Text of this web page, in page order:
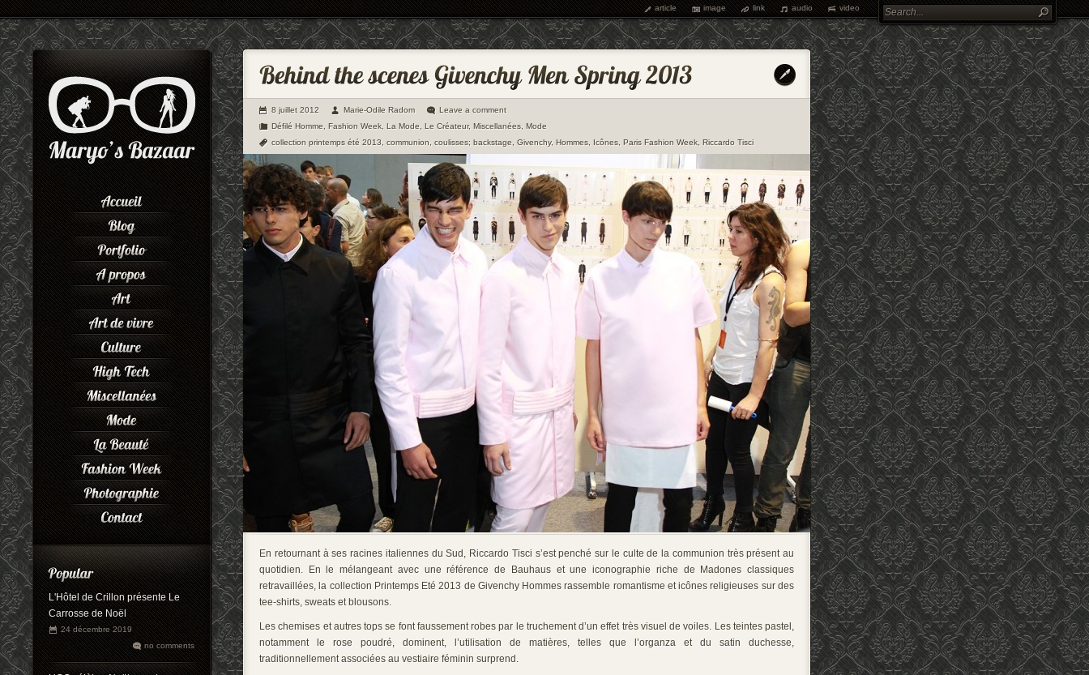
article image link audio video
L'Hôtel de Crillon présente Le
Carrosse de Noël
24 décembre 2019
no comments
8 juillet 2012 Marie-Odile Radom
Leave a comment
Défilé Homme
Fashion Week La Mode Le Créateur, Miscellanées Mode
collection printemps été 2013 communion coulisses; backstage Givenchy, Hommes Icônes Paris Fashion Week Riccardo Tisci
En retournant à ses racines italiennes du Sud, Riccardo Tisci s’est penché sur le culte de la communion très présent au
quotidien. En le mélangeant avec une référence de Bauhaus et une iconographie riche de Madones classiques
retravaillées, la collection Printemps Eté 2013 de Givenchy Hommes rassemble romantisme et icônes religieuses sur des
tee-shirts, sweats et blousons.
Les chemises et autres tops se font faussement robes par le truchement d’un effet très visuel de voiles. Les teintes pastel,
notamment le rose poudré, dominent, l’utilisation de matières, telles que l’organza et du satin duchesse,
traditionnellement associées au vestiaire féminin surprend.